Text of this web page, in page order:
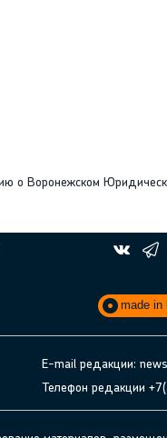
о Воронежском
made in
E-mail редакции:
Телефон редакции